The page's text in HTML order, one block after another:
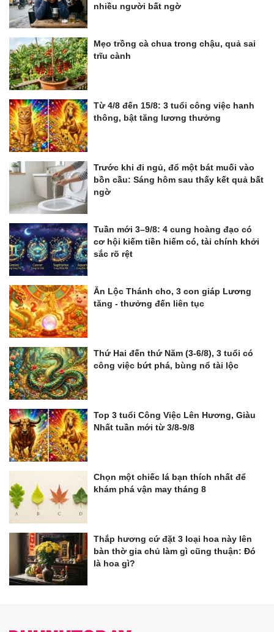
nhiều người bất ngờ
Mẹo trồng cà chua trong chậu, quả sai
trĩu cành
Từ 4/8 đến 15/8: 3 tuổi công việc hanh
thông, bật tăng lương thưởng
Trước khi đi ngủ, đổ một bát muối vào
bồn cầu: Sáng hôm sau thấy kết quả bất
ngờ
Tuần mới 3–9/8: 4 cung hoàng đạo có
cơ hội kiếm tiền hiếm có, tài chính khởi
sắc rõ rệt
Ăn Lộc Thánh cho, 3 con giáp Lương
tăng - thưởng đến liên tục
Thứ Hai đến thứ Năm (3-6/8), 3 tuổi có
công việc bứt phá, bùng nổ tài lộc
Top 3 tuổi Công Việc Lên Hương, Giàu
Nhất tuần mới từ 3/8-9/8
Chọn một chiếc lá bạn thích nhất để
khám phá vận may tháng 8
Thắp hương cứ đặt 3 loại hoa này lên
bàn thờ gia chủ làm gì cũng thuận: Đó
là hoa gì?